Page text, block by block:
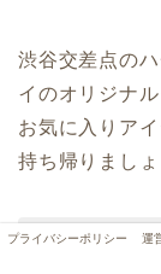
渋谷交差点の
イのオリジナ
お気に入りア
持ち帰りましょ
プライバシーポリシー
運